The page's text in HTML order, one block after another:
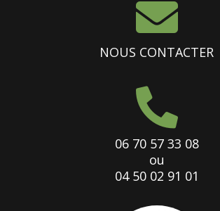

NOUS CONTACTER

06 70 57 33 08
ou
04 50 02 91 01